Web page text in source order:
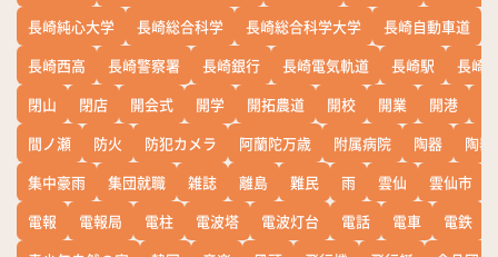
長崎純心大学
長崎総合科学 長崎総合科学大学 長崎自動車道
長崎西高
長崎警察署 長崎銀行 長崎電気軌道 長崎駅
長崎
閉山
閉店 開会式 開学 開拓農道 開校 開業 開港
間ノ瀬
防火 防犯カメラ 阿蘭陀万歳 附属病院 陶器
陶器
集中豪雨
集団就職 雑誌 離島 難民 雨 雲仙 雲仙市
電報
電報局 電柱 電波塔 電波灯台 電話 電車 電鉄